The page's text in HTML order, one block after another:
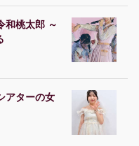
和桃太郎 ～
アターの女